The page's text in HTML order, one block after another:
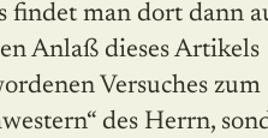
findet man dort dann
Anlaß dieses Artikels
Versuches zum
des Herrn,